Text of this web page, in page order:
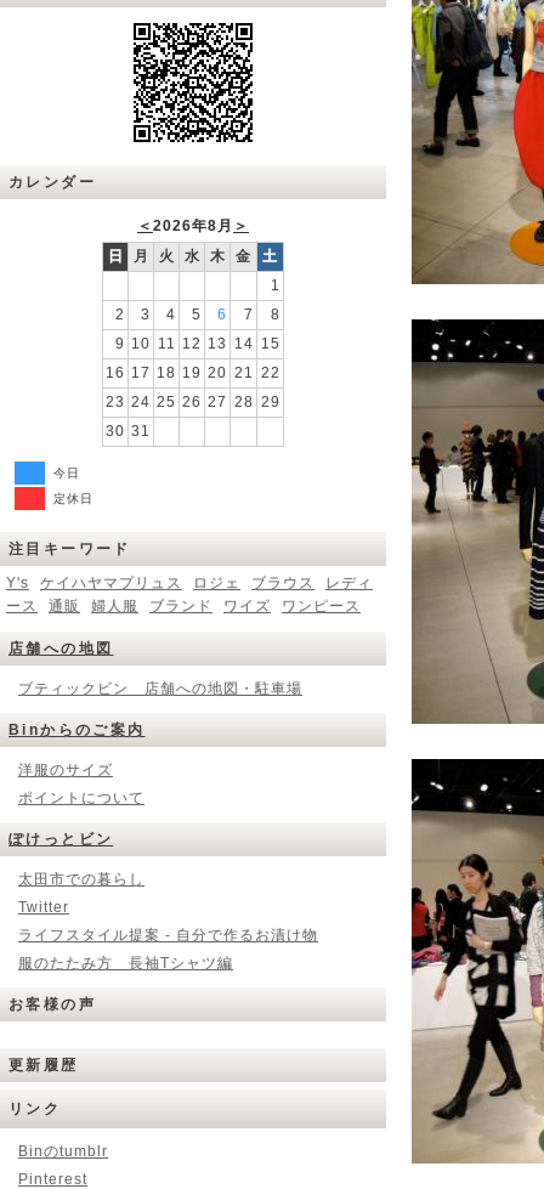
カレンダー
＜ 2026年8月 ＞
日
月 火 水 木 金
土
1
2
3 4 5 6 7
8
9 10 11 12 13 14 15
16 17 18 19 20 21 22
23 24 25 26 27 28 29
30 31
今日
定休日
注目キーワード
Y's
ケイハヤマプリュス ロジェ ブラウス
レディ
ース
通販 婦人服 ブランド ワイズ ワンピース
店舗への地図
ブティックビン 店舗への地図・駐車場
Binからのご案内
洋服のサイズ
ポイントについて
ぽけっとビン
太田市での暮らし
Twitter
ライフスタイル提案 - 自分で作るお漬け物
服のたたみ方 長袖Tシャツ編
お客様の声
更新履歴
リンク
Binのtumblr
Pinterest